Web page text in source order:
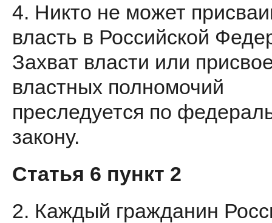
4. Никто не может
власть в Российской
Захват вла­сти или
властных полно­мочий
преследуется по
закону.
Статья 6 пункт 2
2. Каждый гражданин